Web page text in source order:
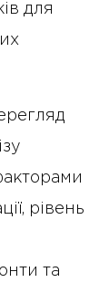
для
рівень
та